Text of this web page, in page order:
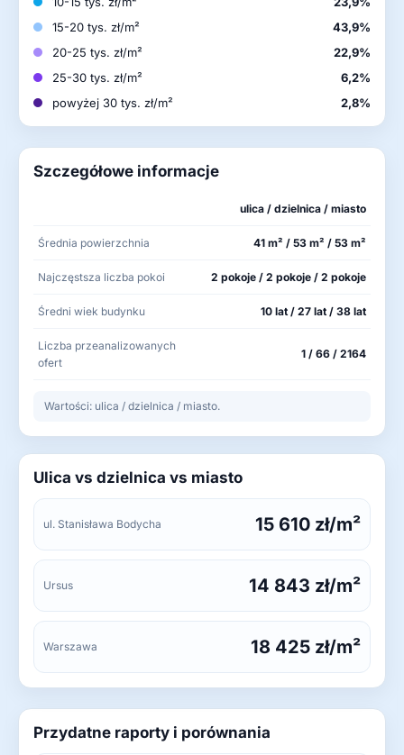
15-20 tys. zł/m²
43,9%
20-25 tys. zł/m²
22,9%
25-30 tys. zł/m²
6,2%
powyżej 30 tys. zł/m²
2,8%
Szczegółowe informacje
ulica / dzielnica / miasto
Średnia powierzchnia 41 m² / 53 m² / 53 m²
Najczęstsza liczba pokoi 2 pokoje / 2 pokoje / 2 pokoje
Średni wiek budynku 10 lat / 27 lat / 38 lat
Liczba przeanalizowanych
ofert
1 / 66 / 2164
Wartości: ulica / dzielnica / miasto.
Ulica vs dzielnica vs miasto
ul. Stanisława Bodycha 15 610 zł/m²
Ursus 14 843 zł/m²
Warszawa 18 425 zł/m²
Przydatne raporty i porównania